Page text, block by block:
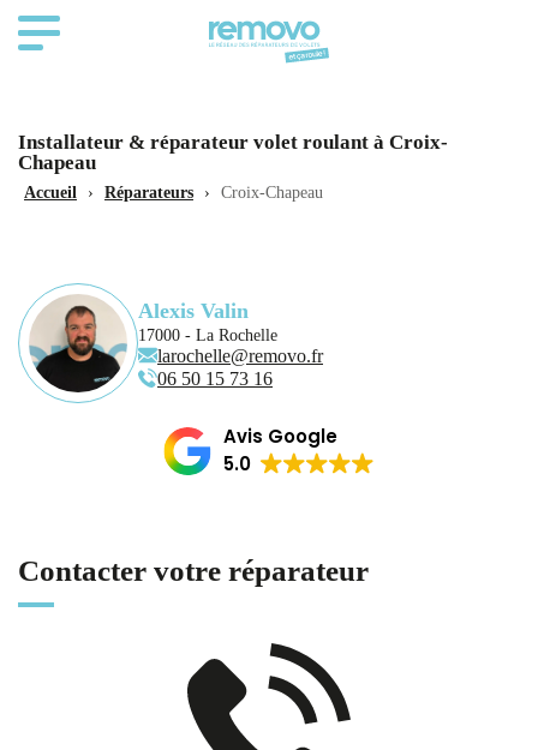
Installateur & réparateur volet roulant à Croix-
Chapeau
Accueil › Réparateurs › Croix-Chapeau
Alexis Valin
17000 - La Rochelle
larochelle@removo.fr
06 50 15 73 16
Avis Google
5.0
Contacter votre réparateur